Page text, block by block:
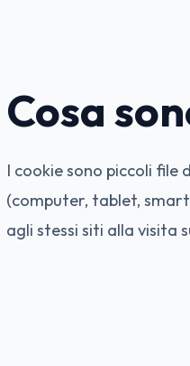
Cosa
I cookie sono piccoli
(computer, tablet,
agli stessi siti alla visita